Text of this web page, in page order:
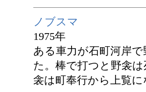
ノブスマ
1975年
ある車力が石町河岸
た。棒で打つと野衾
衾は町奉行から上覧